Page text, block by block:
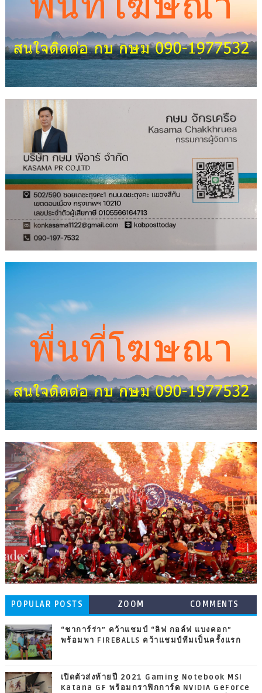
POPULAR POSTS ZOOM COMMENTS
“ชาการ์ร่า” คว้าแชมป์ “ลิฟ กอล์ฟ แบงคอก”
พร้อมพา FIREBALLS คว้าแชมป์ทีมเป็นครั้งแรก
เปิดตัวส่งท้ายปี 2021 Gaming Notebook MSI
Katana GF พร้อมกราฟิกการ์ด NVIDIA GeForce